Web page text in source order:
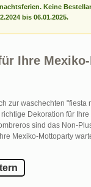
Keine
bis 06.01.2025.
Ihre
zur waschechten "fiesta
Dekoration für
sind das Non-
Mexiko-Mottoparty